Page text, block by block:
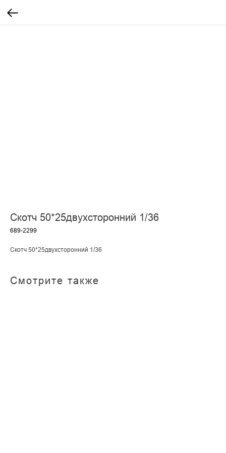
Скотч 50*25двухсторонний 1/36
689-2299
Скотч 50*25двухсторонний 1/36
Смотрите также